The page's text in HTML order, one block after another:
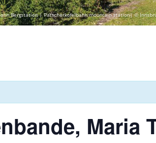
Bergstation | Patscherkofelbahn mountain station| ©
Maria